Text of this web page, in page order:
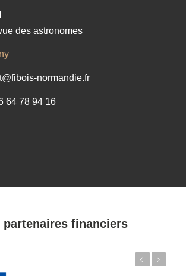
des astronomes
normandie.fr
64 78 94 16
partenaires financiers